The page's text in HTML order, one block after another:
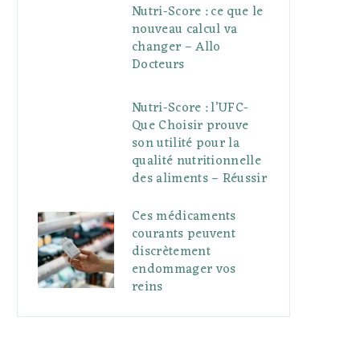
Nutri-Score : ce que le
nouveau calcul va
changer – Allo
Docteurs
Nutri-Score : l’UFC-
Que Choisir prouve
son utilité pour la
qualité nutritionnelle
des aliments – Réussir
Ces médicaments
courants peuvent
discrètement
endommager vos
reins